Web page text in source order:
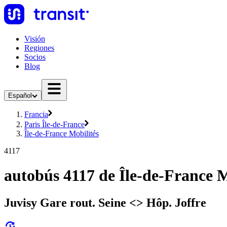
Visión
Regiones
Socios
Blog
Español
Francia
Paris Île-de-France
Île-de-France Mobilités
4117
autobús 4117 de Île-de-France
Juvisy Gare rout. Seine <> Hôp. Joffre